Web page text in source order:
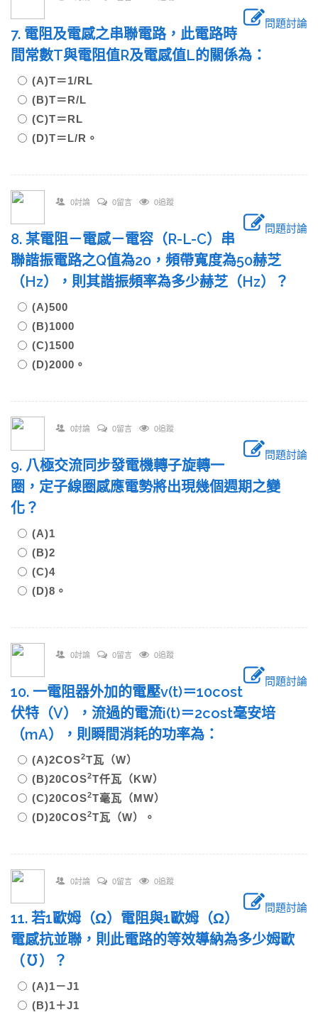
問題討論
7. 電阻及電感之串聯電路，此電路時
間常數T與電阻值R及電感值L的關係為：
(A)T＝1/RL
(B)T＝R/L
(C)T＝RL
(D)T＝L/R。
0討論 0留言 0追蹤
問題討論
8. 某電阻－電感－電容（R-L-C）串
聯諧振電路之Q值為20，頻帶寬度為50赫芝
（Hz），則其諧振頻率為多少赫芝（Hz）？
(A)500
(B)1000
(C)1500
(D)2000。
0討論 0留言 0追蹤
問題討論
9. 八極交流同步發電機轉子旋轉一
圈，定子線圈感應電勢將出現幾個週期之變
化？
(A)1
(B)2
(C)4
(D)8。
0討論 0留言 0追蹤
問題討論
10. 一電阻器外加的電壓v(t)＝10cost
伏特（V），流過的電流i(t)＝2cost毫安培
（mA），則瞬間消耗的功率為：
(A)2COS2T瓦（W）
(B)20COS2T仟瓦（KW）
(C)20COS2T毫瓦（MW）
(D)20COS2T瓦（W）。
0討論 0留言 0追蹤
問題討論
11. 若1歐姆（Ω）電阻與1歐姆（Ω）
電感抗並聯，則此電路的等效導納為多少姆歐
（℧）？
(A)1－J1
(B)1＋J1